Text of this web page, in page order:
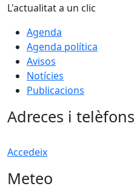
L'actualitat a un clic
Agenda
Agenda política
Avisos
Notícies
Publicacions
Adreces i telèfons
Accedeix
Meteo